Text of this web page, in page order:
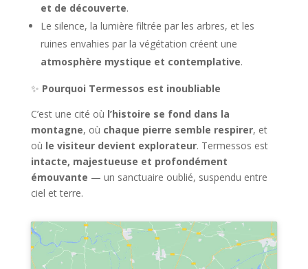
et de découverte.
Le silence, la lumière filtrée par les arbres, et les
ruines envahies par la végétation créent une
atmosphère mystique et contemplative.
✨ Pourquoi Termessos est inoubliable
C’est une cité où l’histoire se fond dans la
montagne, où chaque pierre semble respirer, et
où le visiteur devient explorateur. Termessos est
intacte, majestueuse et profondément
émouvante — un sanctuaire oublié, suspendu entre
ciel et terre.